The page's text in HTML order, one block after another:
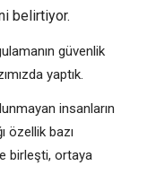
belirtiyor.
güvenlik
yaptık.
insanların
özellik bazı
birleşti, ortaya